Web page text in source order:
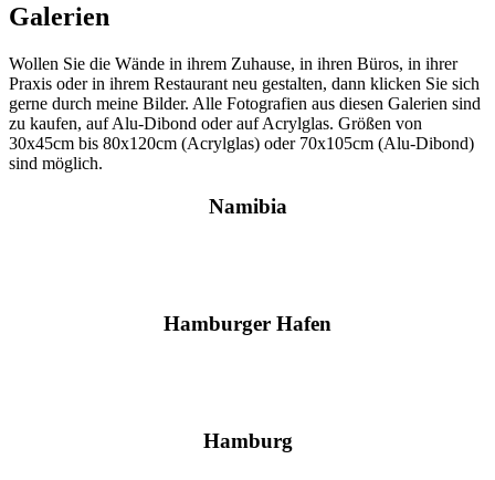
Galerien
Wollen Sie die Wände in ihrem Zuhause, in ihren Büros, in ihrer
Praxis oder in ihrem Restaurant neu gestalten, dann klicken Sie sich
gerne durch meine Bilder. Alle Fotografien aus diesen Galerien sind
zu kaufen, auf Alu-Dibond oder auf Acrylglas. Größen von
30x45cm bis 80x120cm (Acrylglas) oder 70x105cm (Alu-Dibond)
sind möglich.
Namibia
Hamburger Hafen
Hamburg